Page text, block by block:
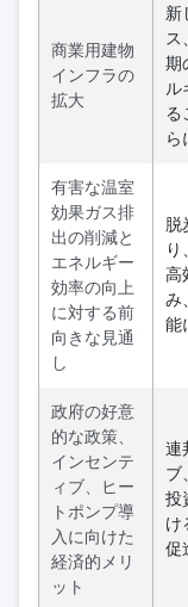
商業用建物
インフラの
拡大
新
ス
期
ル
る
ら
有害な温室
効果ガス排
出の削減と
エネルギー
効率の向上
に対する前
向きな見通
し
脱
高
み
能
政府の好意
的な政策、
インセンテ
ィブ、ヒー
トポンプ導
入に向けた
経済的メリ
ット
連
ブ
投
け
促